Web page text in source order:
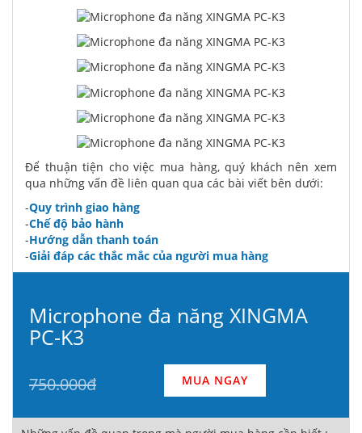
Để thuận tiện cho việc mua hàng, quý khách nên xem
qua những vấn đề liên quan qua các bài viết bên dưới:
-Quy trình giao hàng
-Chế độ bảo hành
-Hướng dẫn thanh toán
-Giải đáp các thắc mắc của người mua hàng
Microphone đa năng XINGMA
PC-K3
750.000đ MUA NGAY